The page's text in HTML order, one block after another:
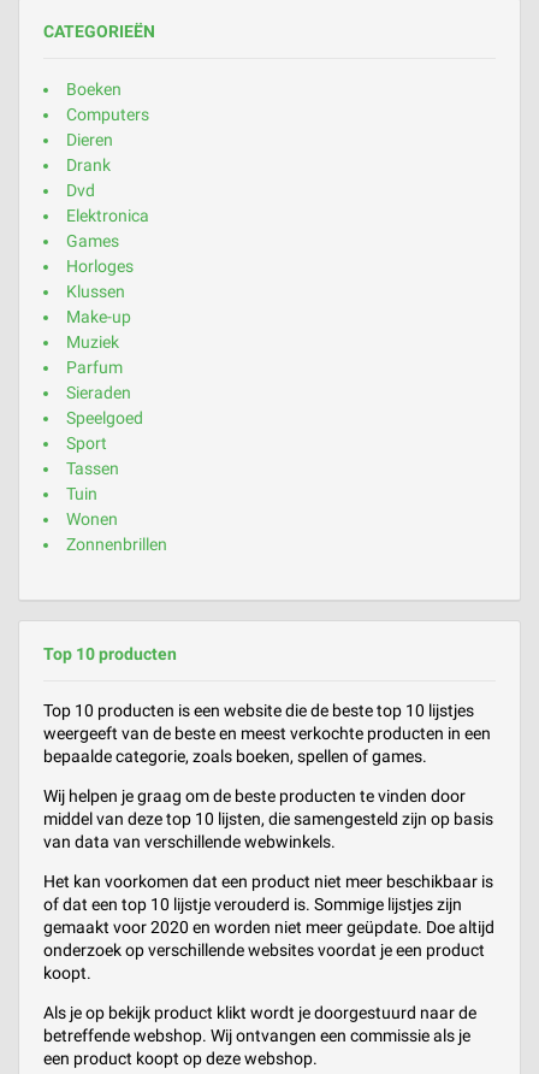
CATEGORIEËN
Boeken
Computers
Dieren
Drank
Dvd
Elektronica
Games
Horloges
Klussen
Make-up
Muziek
Parfum
Sieraden
Speelgoed
Sport
Tassen
Tuin
Wonen
Zonnenbrillen
Top 10 producten
Top 10 producten is een website die de beste top 10 lijstjes
weergeeft van de beste en meest verkochte producten in een
bepaalde categorie, zoals boeken, spellen of games.
Wij helpen je graag om de beste producten te vinden door
middel van deze top 10 lijsten, die samengesteld zijn op basis
van data van verschillende webwinkels.
Het kan voorkomen dat een product niet meer beschikbaar is
of dat een top 10 lijstje verouderd is. Sommige lijstjes zijn
gemaakt voor 2020 en worden niet meer geüpdate. Doe altijd
onderzoek op verschillende websites voordat je een product
koopt.
Als je op bekijk product klikt wordt je doorgestuurd naar de
betreffende webshop. Wij ontvangen een commissie als je
een product koopt op deze webshop.